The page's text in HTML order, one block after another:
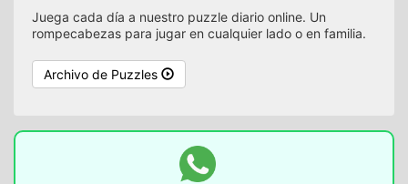
Juega cada día a nuestro puzzle diario online. Un
rompecabezas para jugar en cualquier lado o en familia.
Archivo de Puzzles